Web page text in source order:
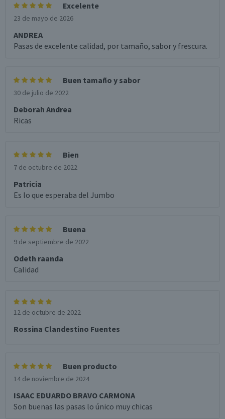
Excelente
23 de mayo de 2026
ANDREA
Pasas de excelente calidad, por tamaño, sabor y frescura.
Buen tamaño y sabor
30 de julio de 2022
Deborah Andrea
Ricas
Bien
7 de octubre de 2022
Patricia
Es lo que esperaba del Jumbo
Buena
9 de septiembre de 2022
Odeth raanda
Calidad
12 de octubre de 2022
Rossina Clandestino Fuentes
Buen producto
14 de noviembre de 2024
ISAAC EDUARDO BRAVO CARMONA
Son buenas las pasas lo único muy chicas